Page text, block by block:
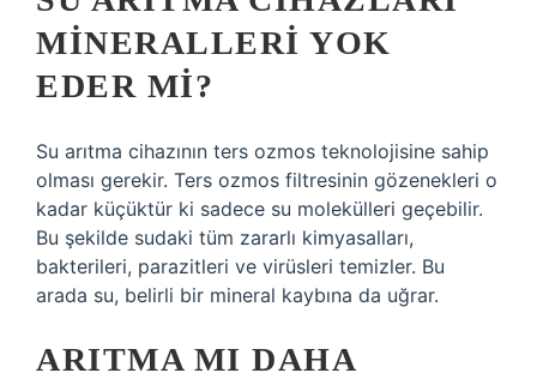
MINERALLERI YOK
EDER MI?
Su arıtma cihazının ters ozmos teknolojisine sahip
olması gerekir. Ters ozmos filtresinin gözenekleri o
kadar küçüktür ki sadece su molekülleri geçebilir.
Bu şekilde sudaki tüm zararlı kimyasalları,
bakterileri, parazitleri ve virüsleri temizler. Bu
arada su, belirli bir mineral kaybına da uğrar.
ARITMA MI DAHA